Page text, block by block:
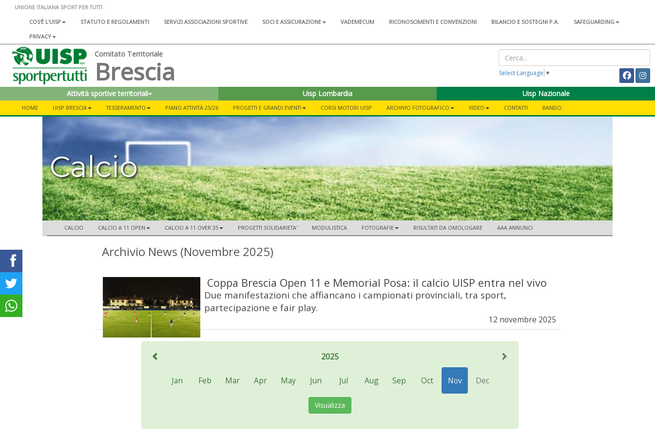
UNIONE ITALIANA SPORT PER TUTTI
COS'È L'UISP
STATUTO E REGOLAMENTI SERVIZI ASSOCIAZIONI SPORTIVE SOCI E ASSICURAZIONE VADEMECUM RICONOSCIMENTI E CONVENZIONI BILANCIO E SOSTEGNI P.A.
SAFEGUARDING
PRIVACY
Comitato Territoriale
Brescia Select Language ▼
Attività sportive territoriali Uisp Lombardia Uisp Nazionale
HOME UISP BRESCIA TESSERAMENTO PIANO ATTIVITÀ 25/26 PROGETTI E GRANDI EVENTI CORSI MOTORI UISP ARCHIVIO FOTOGRAFICO VIDEO CONTATTI BANDO:
Calcio
CALCIO CALCIO A 11 OPEN CALCIO A 11 OVER 35 PROGETTI SOLIDARIETA' MODULISTICA FOTOGRAFIE RISULTATI DA OMOLOGARE AAA ANNUNCI
Archivio News (Novembre 2025)
Coppa Brescia Open 11 e Memorial Posa: il calcio UISP entra nel vivo
Due manifestazioni che affiancano i campionati provinciali, tra sport,
partecipazione e fair play.
12 novembre 2025
2025
Jan Feb Mar Apr May Jun Jul Aug Sep Oct Nov Dec
Visualizza